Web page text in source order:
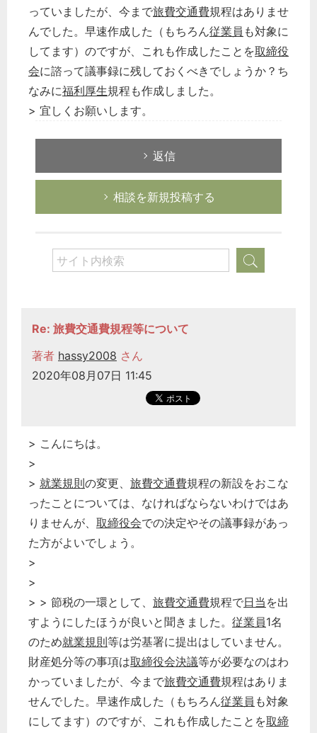
っていましたが、今まで旅費交通費規程はありませ
んでした。早速作成した（もちろん従業員 も対象に
してます）のですが、これも作成したことを取締役
会に諮って議事録に残しておくべきでしょうか？ち
なみに福利厚生規程も作成しました。
> 宜しくお願いします。
返信
相談を新規投稿する
Re: 旅費交通費規程等について
著者 hassy2008 さん
2020年08月07日 11:45
> こんにちは。
>
> 就業規則の変更、 旅費交通費規程の新設をおこな
ったことについては、なければならないわけではあ
りませんが、 取締役会での決定やその議事録があっ
た方がよいでしょう。
>
>
> > 節税の一環として、 旅費交通費規程で日当 を出
すようにしたほうが良いと聞きました。 従業員1名
のため就業規則等は労基署に提出はしていません。
財産処分等の事項は取締役会決議等が必要なのはわ
かっていましたが、今まで旅費交通費規程はありま
せんでした。早速作成した（もちろん従業員 も対象
にしてます）のですが、これも作成したことを取締